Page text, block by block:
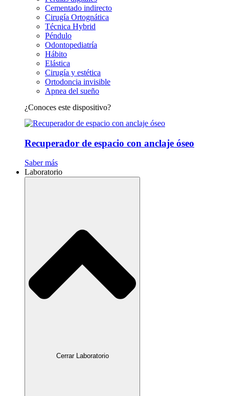
Cementado indirecto
Cirugía Ortognática
Técnica Hybrid
Péndulo
Odontopediatría
Hábito
Elástica
Cirugía y estética
Ortodoncia invisible
Apnea del sueño
¿Conoces este dispositivo?
Recuperador de espacio con anclaje óseo
Saber más
Laboratorio
Cerrar Laboratorio